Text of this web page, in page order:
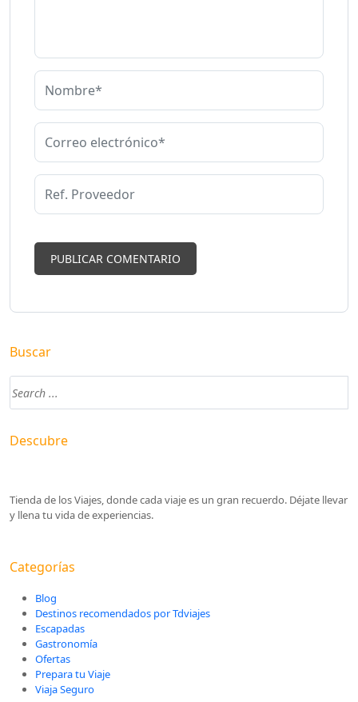
Buscar
Descubre
Tienda de los Viajes, donde cada viaje es un gran recuerdo. Déjate llevar
y llena tu vida de experiencias.
Categorías
Blog
Destinos recomendados por Tdviajes
Escapadas
Gastronomía
Ofertas
Prepara tu Viaje
Viaja Seguro